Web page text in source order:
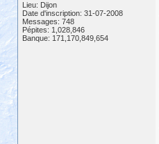
Lieu: Dijon
Date d'inscription: 31-07-2008
Messages: 748
Pépites: 1,028,846
Banque: 171,170,849,654